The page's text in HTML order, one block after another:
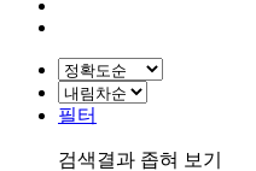
필터
검색결과 좁혀 보기